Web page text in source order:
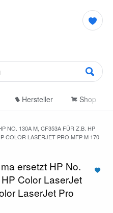
Hersteller Shop
NO. 130A M, CF353A FÜR Z.B. HP
COLOR LASERJET PRO MFP M 170
ersetzt HP No.
Color LaserJet
LaserJet Pro